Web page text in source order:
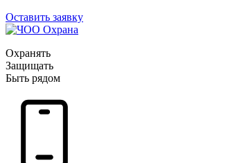
Оставить заявку
Охранять
Защищать
Быть рядом